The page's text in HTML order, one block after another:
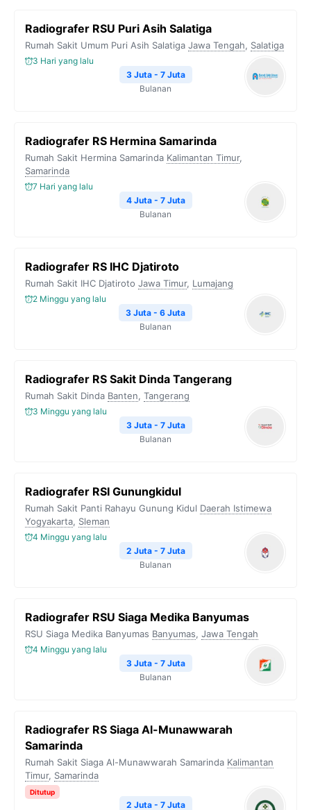
o
o
e
r
A
i
k
Radiografer RSU Puri Asih Salatiga
Rumah Sakit Umum Puri Asih Salatiga Jawa Tengah, Salatiga
3 Hari yang lalu
3 Juta - 7 Juta
Bulanan
Radiografer RS Hermina Samarinda
Rumah Sakit Hermina Samarinda Kalimantan Timur,
Samarinda
7 Hari yang lalu
4 Juta - 7 Juta
Bulanan
Radiografer RS IHC Djatiroto
Rumah Sakit IHC Djatiroto Jawa Timur, Lumajang
2 Minggu yang lalu
3 Juta - 6 Juta
Bulanan
Radiografer RS Sakit Dinda Tangerang
Rumah Sakit Dinda Banten, Tangerang
3 Minggu yang lalu
3 Juta - 7 Juta
Bulanan
Radiografer RSI Gunungkidul
Rumah Sakit Panti Rahayu Gunung Kidul Daerah Istimewa
Yogyakarta, Sleman
4 Minggu yang lalu
2 Juta - 7 Juta
Bulanan
Radiografer RSU Siaga Medika Banyumas
RSU Siaga Medika Banyumas Banyumas, Jawa Tengah
4 Minggu yang lalu
3 Juta - 7 Juta
Bulanan
Radiografer RS Siaga Al-Munawwarah
Samarinda
Rumah Sakit Siaga Al-Munawwarah Samarinda Kalimantan
Timur, Samarinda
Ditutup
2 Juta - 7 Juta